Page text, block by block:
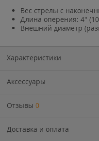
Вес стрелы с
Длина оперения: 4"
Внешний диаметр
Характеристики
Аксессуары
Отзывы 0
Доставка и оплата